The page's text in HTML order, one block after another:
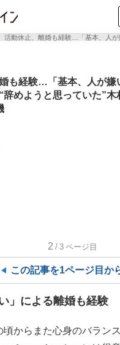
活動休止、離婚も経験…「基本、人が
も経験…「基本、人が嫌
辞めようと思っていた”
2 /3 ページ目
この記事を1ページ目か
」による離婚も経験
からまた心身のバランス